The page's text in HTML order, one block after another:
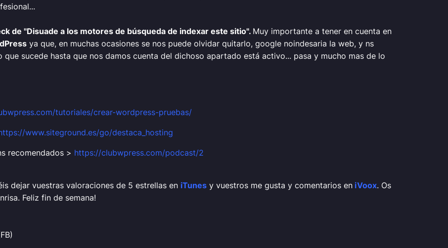
de "Disuade a los motores de búsqueda de indexar este sitio". Muy importante a tener en cuenta en
ya que, en muchas ocasiones se nos puede olvidar quitarlo, google noindesaria la web, y ns
sucede hasta que nos damos cuenta del dichoso apartado está activo... pasa y mucho mas de lo
tutoriales/crear-wordpress-pruebas/
www.siteground.es/go/destaca_hosting
recomendados > https://clubwpress.com/podcast/2
dejar vuestras valoraciones de 5 estrellas en iTunes y vuestros me gusta y comentarios en iVoox. Os
Feliz fin de semana!